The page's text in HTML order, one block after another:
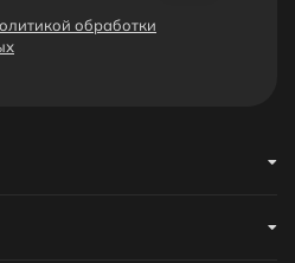
обработки